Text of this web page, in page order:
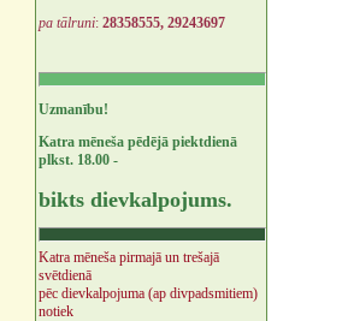
pa tālruni: 28358555, 29243697
Uzmanību!
Katra mēneša pēdējā piektdienā
plkst. 18.00 -
bikts dievkalpojums.
Katra mēneša pirmajā un trešajā
svētdienā
pēc dievkalpojuma (ap divpadsmitiem)
notiek